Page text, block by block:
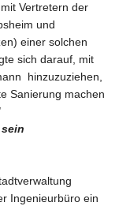
Vertretern der
und
einer solchen
sich darauf, mit
hinzuzuziehen,
Sanierung machen
Ingenieurbüro ein